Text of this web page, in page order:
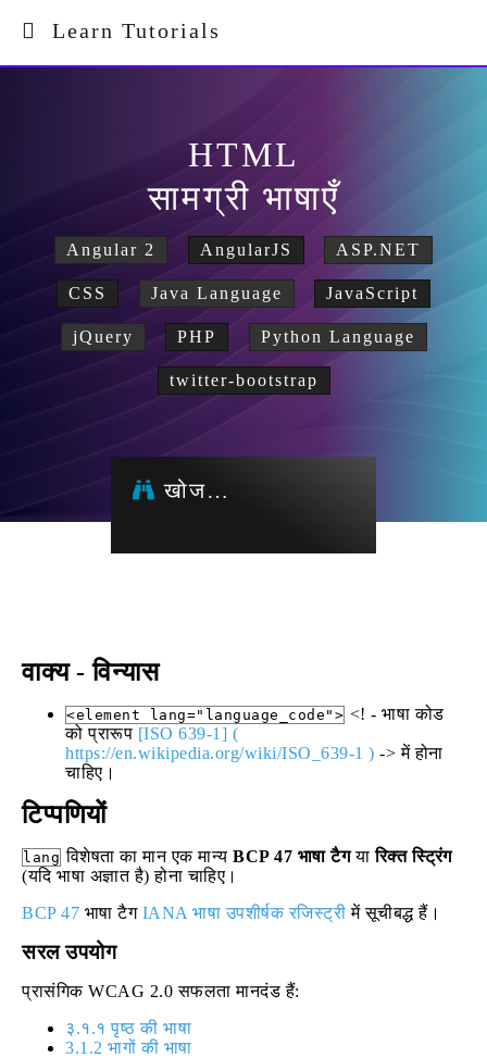
Learn Tutorials
HTML
सामग्री भाषाएँ
Angular 2 AngularJS ASP.NET
CSS Java Language JavaScript
jQuery PHP Python Language
twitter-bootstrap
खोज…
वाक्य - विन्यास
<element lang="language_code"> <! - भाषा कोड
को प्रारूप [ISO 639-1] (
https://en.wikipedia.org/wiki/ISO_639-1 ) -> में होना
चाहिए।
टिप्पणियों
lang विशेषता का मान एक मान्य BCP 47 भाषा टैगयारिक्त स्ट्रिंग
(यदि भाषा अज्ञात है) होना चाहिए।
BCP 47 भाषा टैग IANA भाषा उपशीर्षक रजिस्ट्री में सूचीबद्ध हैं।
सरल उपयोग
प्रासंगिक WCAG 2.0 सफलता मानदंड हैं:
३.१.१ पृष्ठ की भाषा
3.1.2 भागों की भाषा